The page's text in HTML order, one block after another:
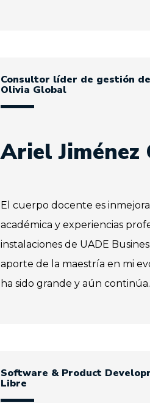
Consultor líder de gestión
Olivia Global
Ariel Jiménez
El cuerpo docente es
académica y experiencias
instalaciones de UADE
aporte de la maestría en mi
ha sido grande y aún continúa.
Software & Product
Libre